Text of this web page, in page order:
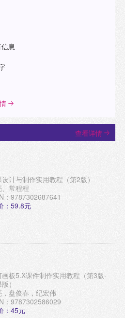
息
查看详情
计与制作实用教程（第2版）
常程程
：9787302687641
：59.8元
画板5.X课件制作实用教程（第3版·
）
，盘俊春，纪宏伟
：9787302586029
：45元